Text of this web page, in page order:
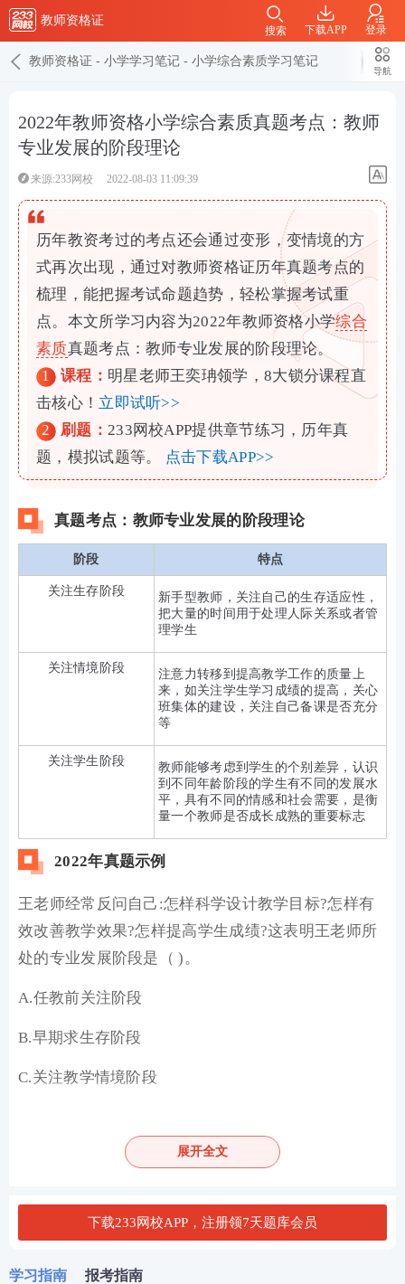
教师资格证
下载APP 登录
搜索
教师资格证 - 小学学习笔记 - 小学综合素质学习笔记
导航
2022年教师资格小学综合素质真题考点：教师
专业发展的阶段理论
来源:233网校 2022-08-03 11:09:39
历年教资考过的考点还会通过变形，变情境的方
式再次出现，通过对教师资格证历年真题考点的
梳理，能把握考试命题趋势，轻松掌握考试重
点。本文所学习内容为2022年教师资格小学综合
素质真题考点：教师专业发展的阶段理论。
1
课程： 明星老师王奕珃领学，8大锁分课程直
击核心！ 立即试听>>
2
刷题： 233网校APP提供章节练习，历年真
题，模拟试题等。
点击下载APP>>
真题考点：教师专业发展的阶段理论
阶段 特点
关注生存阶段
新手型教师，关注自己的生存适应性，
把大量的时间用于处理人际关系或者管
理学生
关注情境阶段
注意力转移到提高教学工作的质量上
来，如关注学生学习成绩的提高，关心
班集体的建设，关注自己备课是否充分
等
关注学生阶段
教师能够考虑到学生的个别差异，认识
到不同年龄阶段的学生有不同的发展水
平，具有不同的情感和社会需要，是衡
量一个教师是否成长成熟的重要标志
2022年真题示例
王老师经常反问自己:怎样科学设计教学目标?怎样有
效改善教学效果?怎样提高学生成绩?这表明王老师所
处的专业发展阶段是（ )。
A.任教前关注阶段
B.早期求生存阶段
C.关注教学情境阶段
查看答案
加教师学霸君好友 享一对一答疑
展开全文
下载233网校APP，注册领7天题库会员
学习指南 报考指南